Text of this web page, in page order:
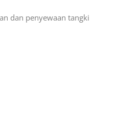
dan penyewaan tangki